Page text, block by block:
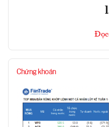
Đọc
Chứng khoán